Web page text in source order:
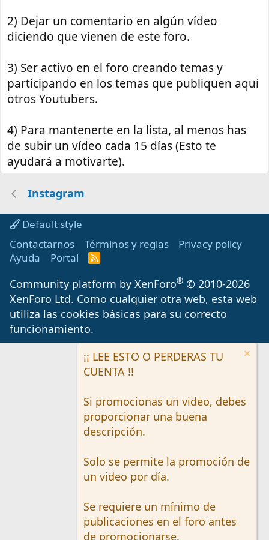
2) Dejar un comentario en algún vídeo
diciendo que vienen de este foro.
3) Ser activo en el foro creando temas y
participando en los temas que publiquen aquí
otros Youtubers.
4) Para mantenerte en la lista, al menos has
de subir un vídeo cada 15 días (Esto te
ayudará a motivarte).
Instagram
Default style
Contactarnos
Términos y reglas
Privacy policy
Ayuda
Portal
R
S
Community platform by XenForo® © 2010-2026
XenForo Ltd. Como cualquier otra web, esta web
utiliza las cookies básicas para su correcto
funcionamiento.
¡¡ LEE ESTO O PERDERAS TU
CUENTA !!
Si promocionas un video, debes
proporcionar una buena
descripción.
Solo se permite la promoción de
un video por día.
Se requiere un mínimo de
publicaciones en el foro antes
de promocionarse.